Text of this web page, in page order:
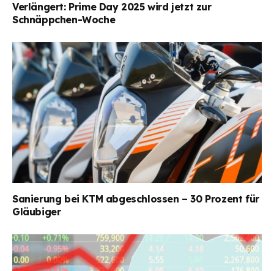
Verlängert: Prime Day 2025 wird jetzt zur
Schnäppchen-Woche
Sanierung bei KTM abgeschlossen – 30 Prozent für
Gläubiger